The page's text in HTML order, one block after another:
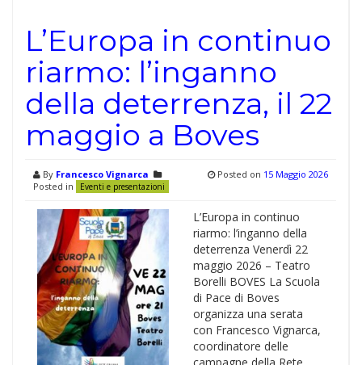
L’Europa in continuo
riarmo: l’inganno
della deterrenza, il 22
maggio a Boves
By Francesco Vignarca
Posted in
Eventi e presentazioni
Posted on 15 Maggio 2026
L’Europa in continuo
riarmo: l’inganno della
deterrenza Venerdì 22
maggio 2026 – Teatro
Borelli BOVES La Scuola
di Pace di Boves
organizza una serata
con Francesco Vignarca,
coordinatore delle